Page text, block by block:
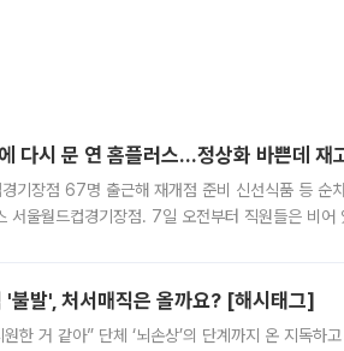
다시 문 연 홈플러스…정상화 바쁜데 재
경기장점 67명 출근해 재개점 준비 신선식품 등
서울월드컵경기장점. 7일 오전부터 직원들은 비
'불발', 처서매직은 올까요? [해시태그]
원한 거 같아” 단체 ‘뇌손상’의 단계까지 온 지독